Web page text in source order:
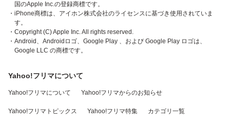
国のApple Inc.の登録商標です。
・iPhone商標は、アイホン株式会社のライセンスに基づき使用されていま
す。
・Copyright (C) Apple Inc. All rights reserved.
・Android、Androidロゴ、Google Play 、および Google Play ロゴは、
Google LLC の商標です。
Yahoo!フリマについて
Yahoo!フリマについて Yahoo!フリマからのお知らせ
Yahoo!フリマトピックス Yahoo!フリマ特集 カテゴリ一覧